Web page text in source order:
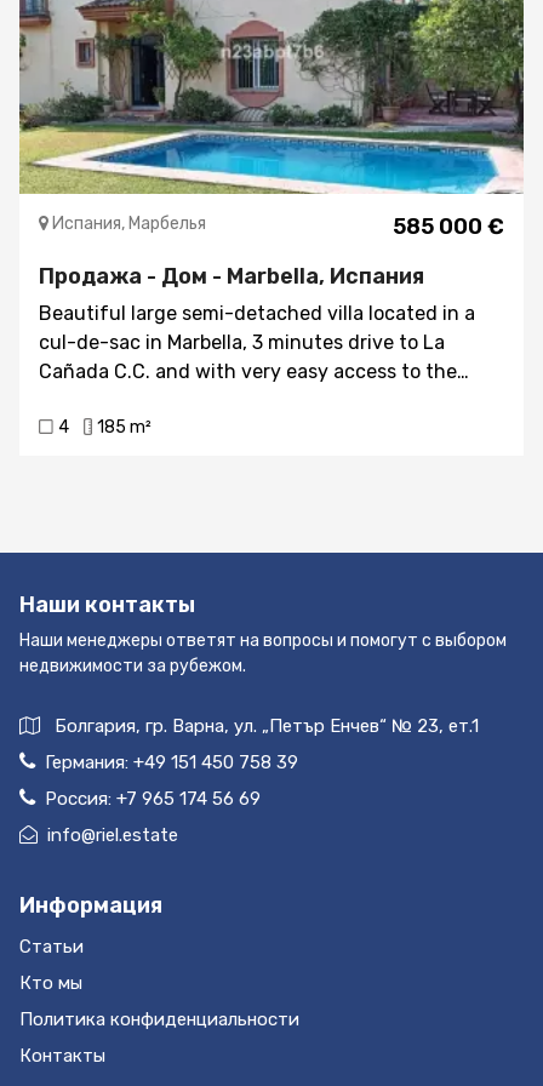
side.In addition, this construction has a 60m2
solarium, the rest of the plot being used as a
patio.The house has also a license for the
construction of another floor.
585 000 €
Испания, Марбелья
Продажа - Дом - Marbella, Испания
Beautiful large semi-detached villa located in a
cul-de-sac in Marbella, 3 minutes drive to La
Cañada C.C. and with very easy access to the
swimming pool, posibility to do a car entranceOn
ample open space, bathroom and window. Full of
potencial to ad an extra bedroom, play room,
cinema, gym, etc.Bellavista is a very nice and
with easy access to dowtown.
4 185 m²
Наши контакты
Наши менеджеры ответят на вопросы и помогут с выбором
недвижимости за рубежом.
Болгария, гр. Варна, ул. „Петър Енчев“ № 23, ет.1
Германия: +49 151 450 758 39
Россия: +7 965 174 56 69
info@riel.estate
Информация
Статьи
Кто мы
Политика конфиденциальности
Контакты